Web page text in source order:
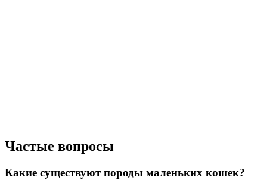
Частые вопросы
Какие существуют породы маленьких кошек?